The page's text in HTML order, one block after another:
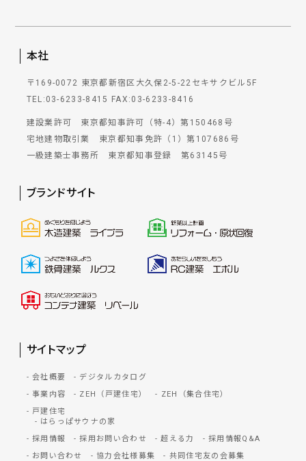
本社
〒169-0072 東京都新宿区大久保2-5-22セキサクビル5F
TEL:03-6233-8415
FAX:03-6233-8416
建設業許可 東京都知事許可（特-4）第150468号
宅地建物取引業 東京都知事免許（1）第107686号
一級建築士事務所 東京都知事登録 第63145号
ブランドサイト
サイトマップ
会社概要
デジタルカタログ
事業内容
ZEH（戸建住宅）
ZEH（集合住宅）
戸建住宅
はらっぱサウナの家
採用情報
採用お問い合わせ 超える力
採用情報Q&A
お問い合わせ
協力会社様募集 共同住宅友の会募集